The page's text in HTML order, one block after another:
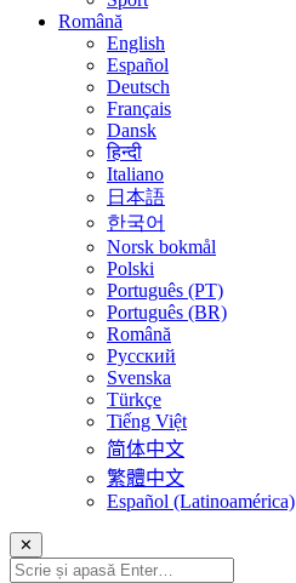
Română
English
Español
Deutsch
Français
Dansk
हिन्दी
Italiano
日本語
한국어
Norsk bokmål
Polski
Português (PT)
Português (BR)
Română
Русский
Svenska
Türkçe
Tiếng Việt
简体中文
繁體中文
Español (Latinoamérica)
✕